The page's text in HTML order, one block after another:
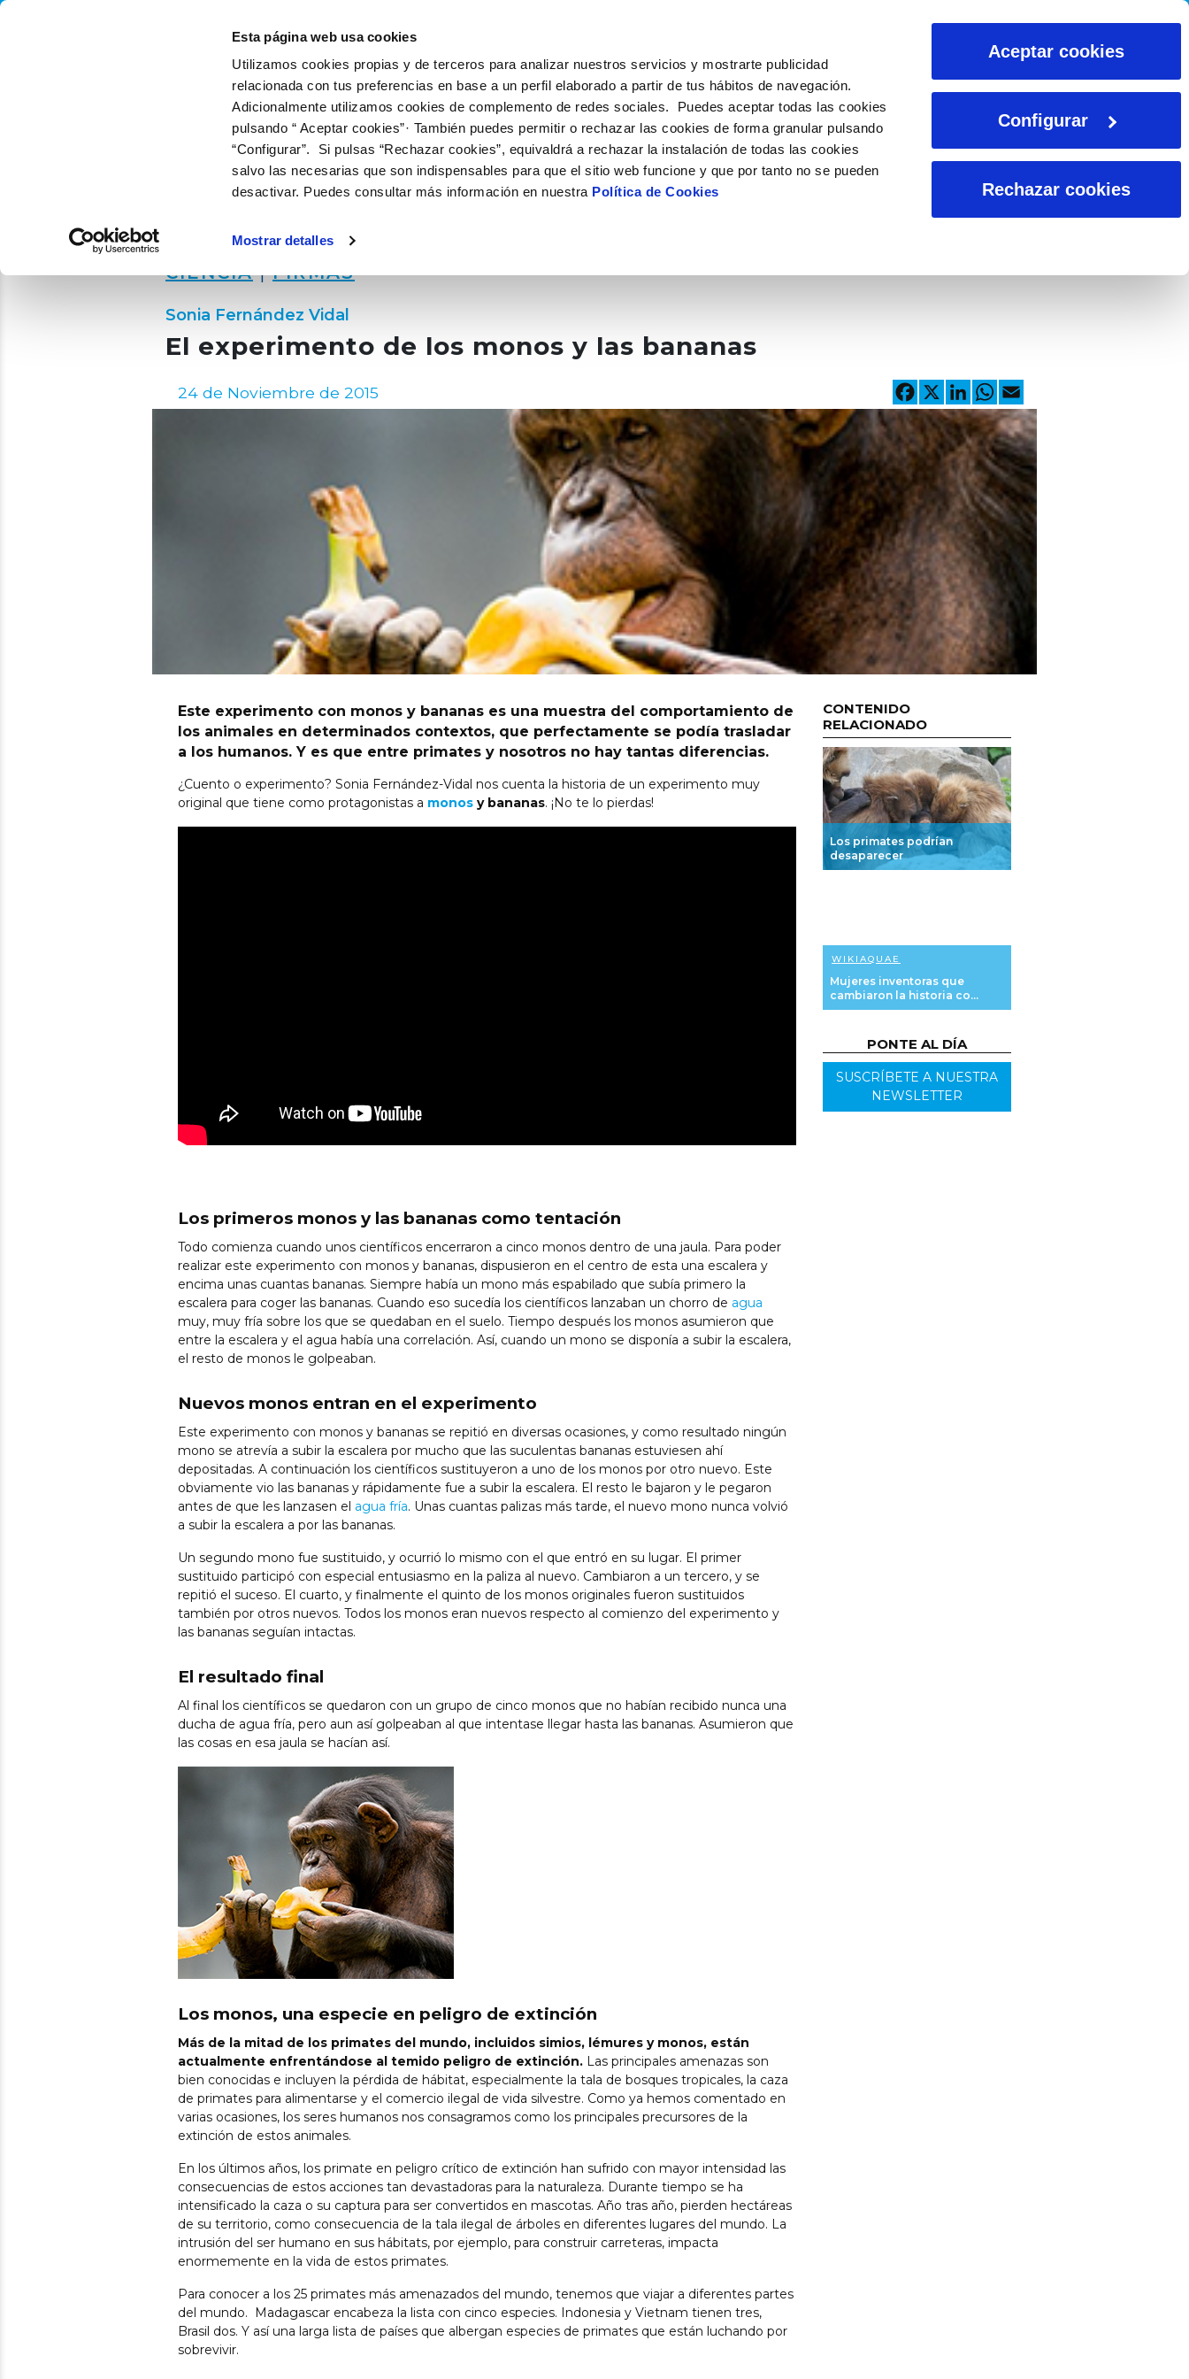
Esta página web usa cookies
Utilizamos cookies propias y de terceros para analizar nuestros servicios y mostrarte publicidad
relacionada con tus preferencias en base a un perfil elaborado a partir de tus hábitos de navegación.
Adicionalmente utilizamos cookies de complemento de redes sociales. Puedes aceptar todas las cookies
pulsando “ Aceptar cookies”· También puedes permitir o rechazar las cookies de forma granular pulsando
“Configurar”. Si pulsas “Rechazar cookies”, equivaldrá a rechazar la instalación de todas las cookies
salvo las necesarias que son indispensables para que el sitio web funcione y que por tanto no se pueden
desactivar. Puedes consultar más información en nuestra Política de Cookies
Mostrar detalles
Aceptar cookies
Configurar
Rechazar cookies
CIENCIA|FIRMAS
Sonia Fernández Vidal
El experimento de los monos y las bananas
24 de Noviembre de 2015 Facebook
X LinkedIn
WhatsApp
Este experimento con monos y bananas es una muestra del comportamiento de
los animales en determinados contextos, que perfectamente se podía trasladar
a los humanos. Y es que entre primates y nosotros no hay tantas diferencias.
¿Cuento o experimento? Sonia Fernández-Vidal nos cuenta la historia de un experimento muy
original que tiene como protagonistas a monos y bananas. ¡No te lo pierdas!
Los primeros monos y las bananas como tentación
Todo comienza cuando unos científicos encerraron a cinco monos dentro de una jaula. Para poder
realizar este experimento con monos y bananas, dispusieron en el centro de esta una escalera y
encima unas cuantas bananas. Siempre había un mono más espabilado que subía primero la
escalera para coger las bananas. Cuando eso sucedía los científicos lanzaban un chorro de agua
muy, muy fría sobre los que se quedaban en el suelo. Tiempo después los monos asumieron que
entre la escalera y el agua había una correlación. Así, cuando un mono se disponía a subir la escalera,
el resto de monos le golpeaban.
Nuevos monos entran en el experimento
Este experimento con monos y bananas se repitió en diversas ocasiones, y como resultado ningún
mono se atrevía a subir la escalera por mucho que las suculentas bananas estuviesen ahí
depositadas. A continuación los científicos sustituyeron a uno de los monos por otro nuevo. Este
obviamente vio las bananas y rápidamente fue a subir la escalera. El resto le bajaron y le pegaron
antes de que les lanzasen el agua fría. Unas cuantas palizas más tarde, el nuevo mono nunca volvió
a subir la escalera a por las bananas.
Un segundo mono fue sustituido, y ocurrió lo mismo con el que entró en su lugar. El primer
sustituido participó con especial entusiasmo en la paliza al nuevo. Cambiaron a un tercero, y se
repitió el suceso. El cuarto, y finalmente el quinto de los monos originales fueron sustituidos
también por otros nuevos. Todos los monos eran nuevos respecto al comienzo del experimento y
las bananas seguían intactas.
El resultado final
Al final los científicos se quedaron con un grupo de cinco monos que no habían recibido nunca una
ducha de agua fría, pero aun así golpeaban al que intentase llegar hasta las bananas. Asumieron que
las cosas en esa jaula se hacían así.
Los monos, una especie en peligro de extinción
Más de la mitad de los primates del mundo, incluidos simios, lémures y monos, están
actualmente enfrentándose al temido peligro de extinción. Las principales amenazas son
bien conocidas e incluyen la pérdida de hábitat, especialmente la tala de bosques tropicales, la caza
de primates para alimentarse y el comercio ilegal de vida silvestre. Como ya hemos comentado en
varias ocasiones, los seres humanos nos consagramos como los principales precursores de la
extinción de estos animales.
En los últimos años, los primate en peligro crítico de extinción han sufrido con mayor intensidad las
consecuencias de estos acciones tan devastadoras para la naturaleza. Durante tiempo se ha
intensificado la caza o su captura para ser convertidos en mascotas. Año tras año, pierden hectáreas
de su territorio, como consecuencia de la tala ilegal de árboles en diferentes lugares del mundo. La
intrusión del ser humano en sus hábitats, por ejemplo, para construir carreteras, impacta
enormemente en la vida de estos primates.
Para conocer a los 25 primates más amenazados del mundo, tenemos que viajar a diferentes partes
del mundo. Madagascar encabeza la lista con cinco especies. Indonesia y Vietnam tienen tres,
Brasil dos. Y así una larga lista de países que albergan especies de primates que están luchando por
sobrevivir.
CONTENIDO
RELACIONADO
Los primates podrían
desaparecer
WIKIAQUAE
Mujeres inventoras que
cambiaron la historia co...
PONTE AL DÍA
SUSCRÍBETE A NUESTRA
NEWSLETTER